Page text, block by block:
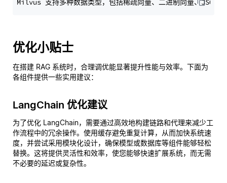
优化小贴士
在搭建 RAG 系统时，合理调优能显著提升性能与效率。下面为
各组件提供一些实用建议：
LangChain 优化建议
为了优化 LangChain，需要通过高效地构建链路和代理来减少工
作流程中的冗余操作。使用缓存避免重复计算，从而加快系统速
度，并尝试采用模块化设计，确保模型或数据库等组件能够轻松
替换。这将提供灵活性和效率，使您能够快速扩展系统，而无需
不必要的延迟或复杂性。